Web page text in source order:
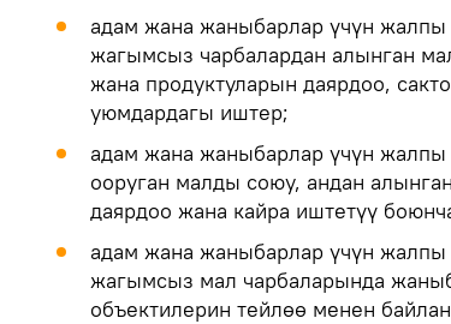
адам жана жаныбарлар үчүн
жагымсыз чарбалардан алынган
жана продуктуларын даярдоо,
уюмдардагы иштер;
адам жана жаныбарлар үчүн
ооруган малды союу, андан
даярдоо жана кайра иштетүү
адам жана жаныбарлар үчүн
жагымсыз мал чарбаларында
объектилерин тейлөө менен